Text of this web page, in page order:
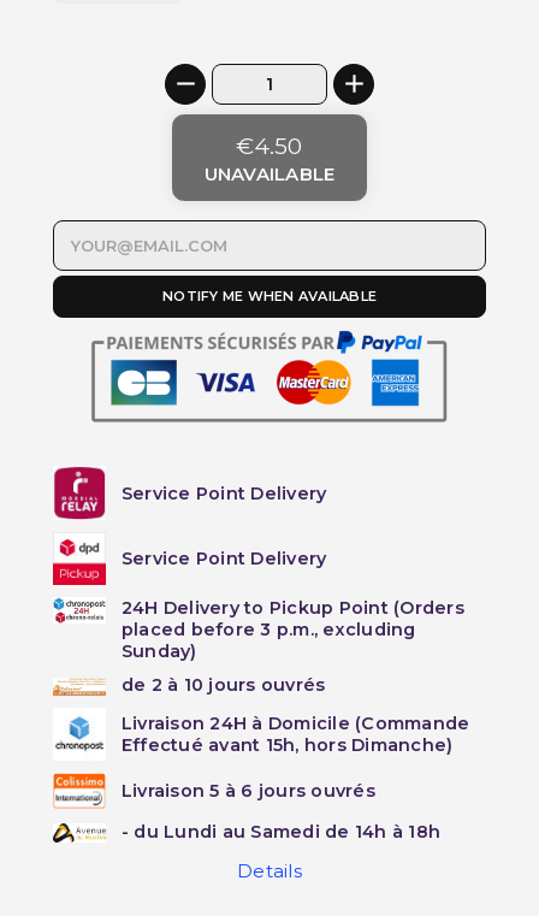
€4.50
UNAVAILABLE
NOTIFY ME WHEN AVAILABLE
Service Point Delivery
Service Point Delivery
24H Delivery to Pickup Point (Orders
placed before 3 p.m., excluding
Sunday)
de 2 à 10 jours ouvrés
Livraison 24H à Domicile (Commande
Effectué avant 15h, hors Dimanche)
Livraison 5 à 6 jours ouvrés
- du Lundi au Samedi de 14h à 18h
Details